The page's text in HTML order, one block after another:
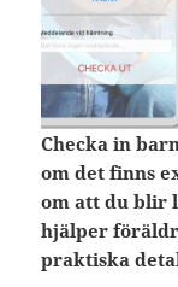
Checka in
om det finns
om att du blir
hjälper
praktiska